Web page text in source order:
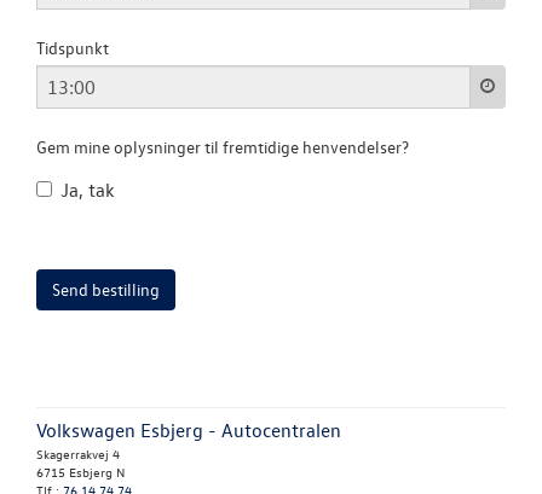
LEDIGE
RESERVEDELE
Tidspunkt
Gem mine oplysninger til fremtidige henvendelser?
Ja, tak
Volkswagen Esbjerg - Autocentralen
Skagerrakvej 4
6715 Esbjerg N
Tlf.: 76 14 74 74